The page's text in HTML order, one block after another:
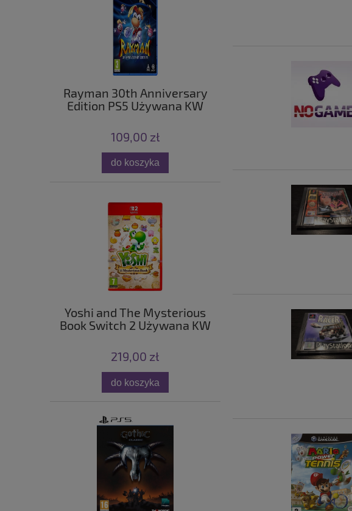
Rayman 30th Anniversary
Edition PS5 Używana KW
109,00 zł
do koszyka
Yoshi and The Mysterious
Book Switch 2 Używana KW
219,00 zł
do koszyka